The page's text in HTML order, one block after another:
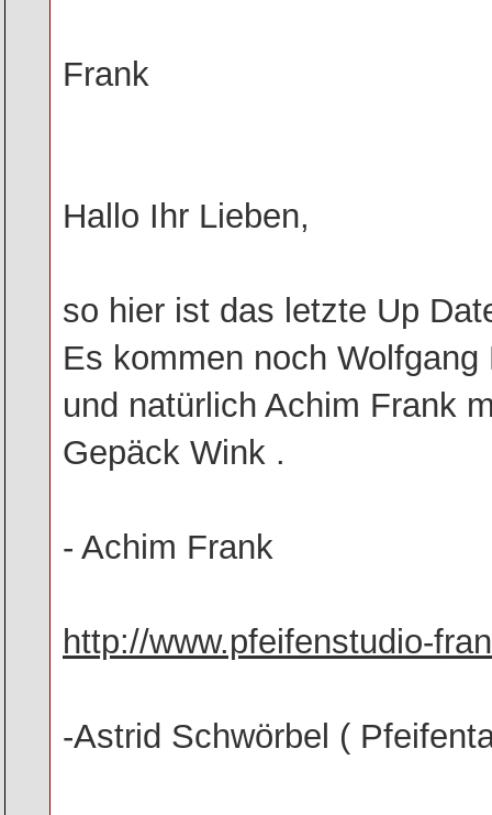
Frank
Hallo Ihr Lieben,
so hier ist das letzte Up
Es kommen noch
und natürlich Achim Frank
Gepäck Wink .
- Achim Frank
http://www.pfeifenstudio-
-Astrid Schwörbel (